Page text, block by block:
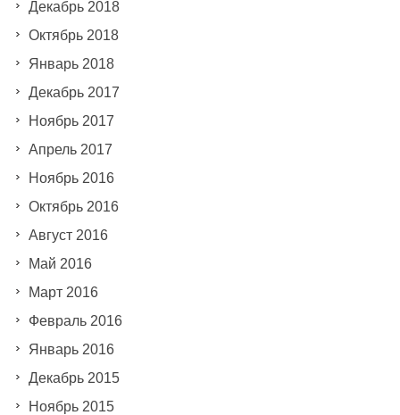
Декабрь 2018
Октябрь 2018
Январь 2018
Декабрь 2017
Ноябрь 2017
Апрель 2017
Ноябрь 2016
Октябрь 2016
Август 2016
Май 2016
Март 2016
Февраль 2016
Январь 2016
Декабрь 2015
Ноябрь 2015